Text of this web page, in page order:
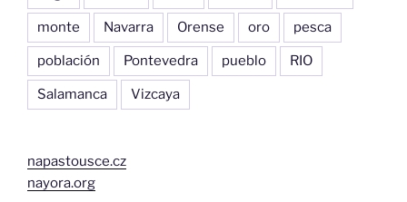
monte Navarra Orense oro pesca
población Pontevedra pueblo RIO
Salamanca Vizcaya
napastousce.cz
nayora.org